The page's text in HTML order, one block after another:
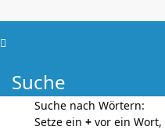
Suche
Suche nach Wörtern:
Setze ein + vor ein